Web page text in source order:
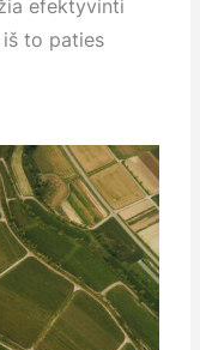
efektyvinti
to paties